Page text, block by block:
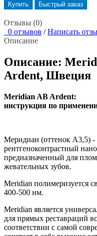
Купить Быстрый заказ
Отзывы (0)
0 отзывов / Написать
Описание
Описание:
Ardent, Швеция
Meridian AB Ardent:
инструкция по
Меридиан (оттенок А3,5) -
рентгеноконтрастный
предназначенный для
жевательных зубов.
Meridian полимеризуется
400-500 нм.
Meridian является
для прямых реставраций
соответствии с самой